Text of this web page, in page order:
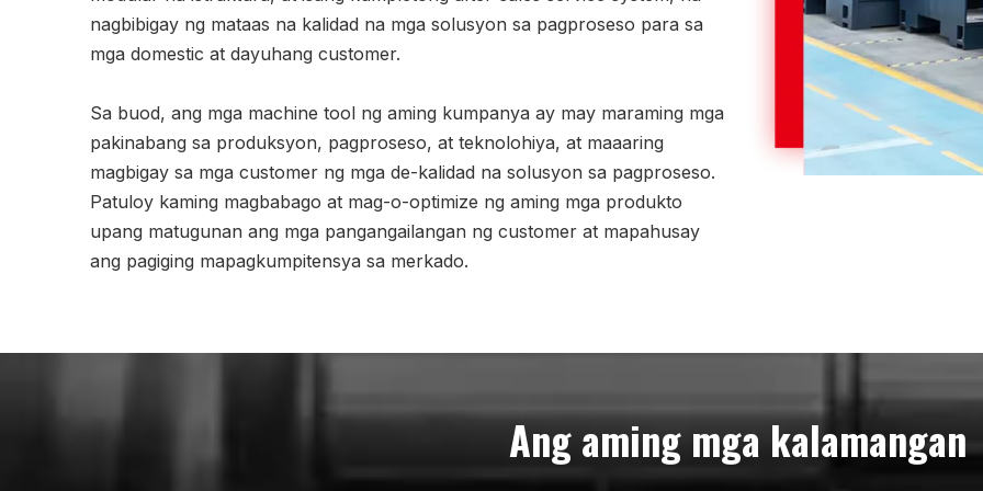
nagbibigay ng mataas na kalidad na mga solusyon sa pagproseso para sa
mga domestic at dayuhang customer.
Sa buod, ang mga machine tool ng aming kumpanya ay may maraming mga
pakinabang sa produksyon, pagproseso, at teknolohiya, at maaaring
magbigay sa mga customer ng mga de-kalidad na solusyon sa pagproseso.
Patuloy kaming magbabago at mag-o-optimize ng aming mga produkto
upang matugunan ang mga pangangailangan ng customer at mapahusay
ang pagiging mapagkumpitensya sa merkado.
Ang aming mga kalamangan